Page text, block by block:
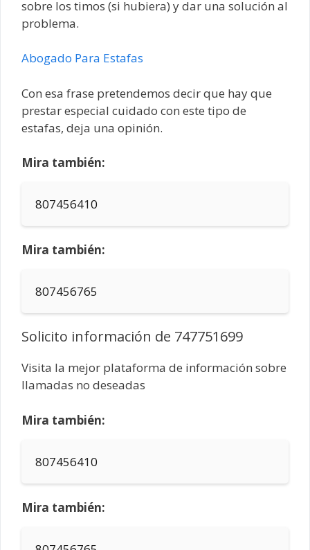
sobre los timos (si hubiera) y dar una solución al
problema.
Abogado Para Estafas
Con esa frase pretendemos decir que hay que
prestar especial cuidado con este tipo de
estafas, deja una opinión.
Mira también:
807456410
Mira también:
807456765
Solicito información de 747751699
Visita la mejor plataforma de información sobre
llamadas no deseadas
Mira también:
807456410
Mira también: